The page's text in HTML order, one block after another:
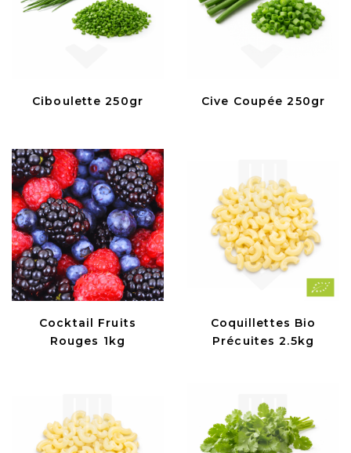
Ciboulette 250gr Cive Coupée 250gr
Cocktail Fruits
Rouges 1kg
Coquillettes Bio
Précuites 2.5kg